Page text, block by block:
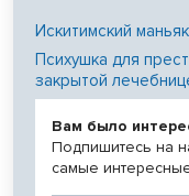
Искитимский
Психушка для
закрытой
Вам было
Подпишитесь на
самые